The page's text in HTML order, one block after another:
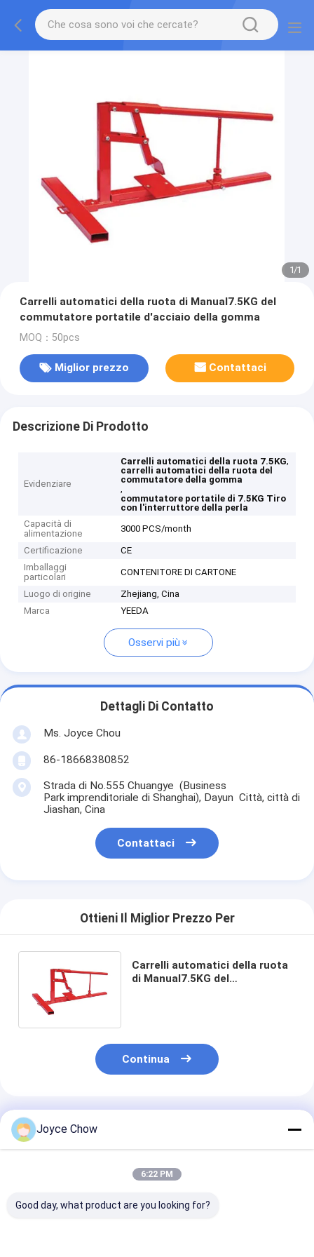
1/1
Carrelli automatici della ruota di Manual7.5KG del
commutatore portatile d'acciaio della gomma
MOQ：50pcs
Miglior prezzo Contattaci
Descrizione Di Prodotto
Evidenziare
Carrelli automatici della ruota 7.5KG,
carrelli automatici della ruota del
commutatore della gomma
,
commutatore portatile di 7.5KG Tiro
con l'interruttore della perla
Capacità di
alimentazione
3000 PCS/month
Certificazione
CE
Imballaggi
particolari
CONTENITORE DI CARTONE
Luogo di origine
Zhejiang, Cina
Marca
YEEDA
Osservi più
Dettagli Di Contatto
Ms. Joyce Chou
86-18668380852
Strada di No.555 Chuangye (Business
Park imprenditoriale di Shanghai), Dayun Città, città di
Jiashan, Cina
Contattaci
Ottieni Il Miglior Prezzo Per
Carrelli automatici della ruota
di Manual7.5KG del
Continua
Prodotti Raccomandati
Joyce Chow
6:22 PM
Good day, what product are you looking for?